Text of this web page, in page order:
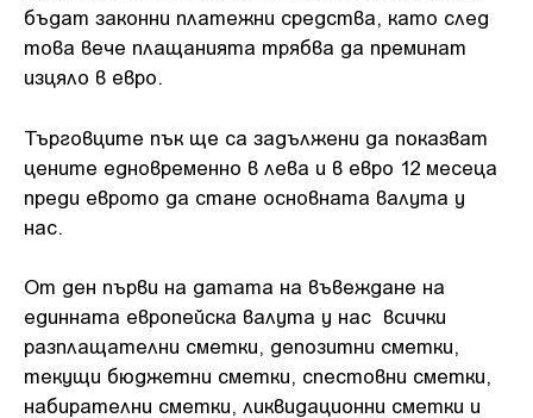
бъдат законни платежни средства, като след
това вече плащанията трябва да преминат
изцяло в евро.
Търговците пък ще са задължени да показват
цените едновременно в лева и в евро 12 месеца
преди еврото да стане основната валута у
нас.
От ден първи на датата на въвеждане на
единната европейска валута у нас всички
разплащателни сметки, депозитни сметки,
текущи бюджетни сметки, спестовни сметки,
набирателни сметки, ликвидационни сметки и